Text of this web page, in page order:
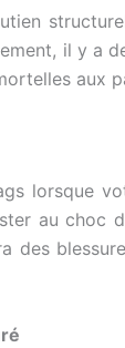
il y a
aux
lorsque
au choc
des